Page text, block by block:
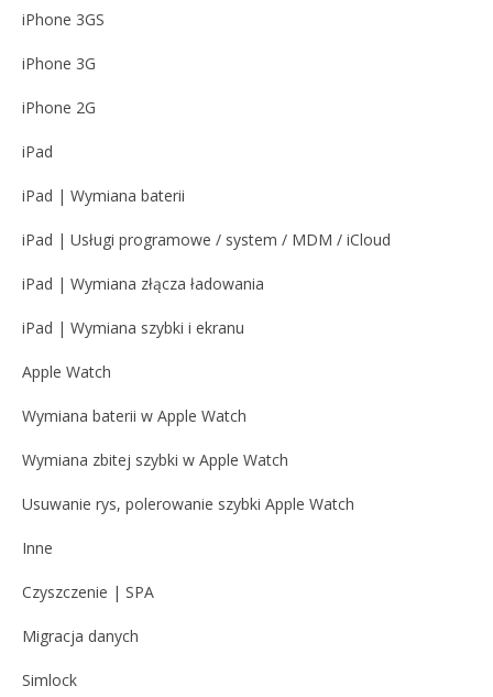
iPhone 3GS
iPhone 3G
iPhone 2G
iPad
iPad | Wymiana baterii
iPad | Usługi programowe / system / MDM / iCloud
iPad | Wymiana złącza ładowania
iPad | Wymiana szybki i ekranu
Apple Watch
Wymiana baterii w Apple Watch
Wymiana zbitej szybki w Apple Watch
Usuwanie rys, polerowanie szybki Apple Watch
Inne
Czyszczenie | SPA
Migracja danych
Simlock